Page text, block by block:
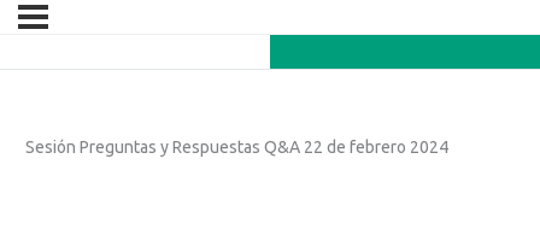
Sesión Preguntas y Respuestas Q&A 22 de febrero 2024